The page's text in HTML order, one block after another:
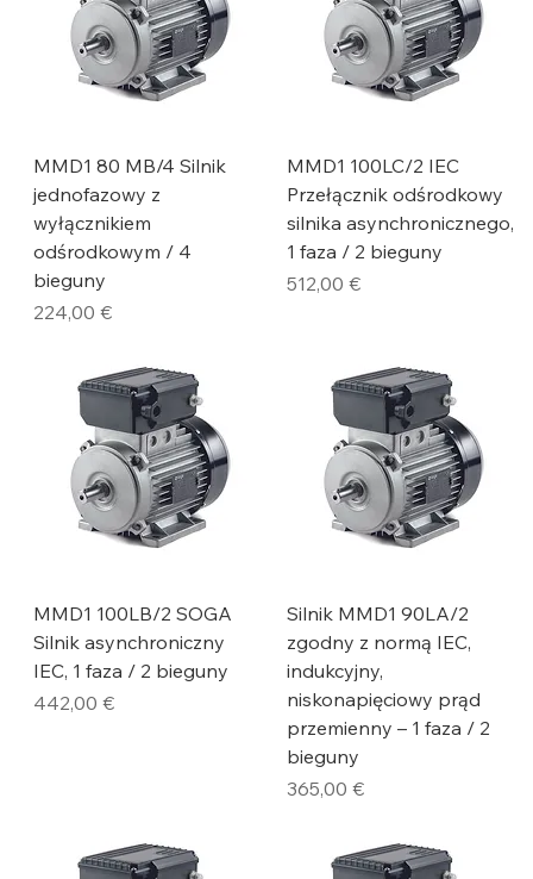
MMD1 80 MB/4 Silnik
jednofazowy z
wyłącznikiem
odśrodkowym / 4
bieguny
Cena
224,00 €
MMD1 100LC/2 IEC
Przełącznik odśrodkowy
silnika asynchronicznego,
1 faza / 2 bieguny
Cena
512,00 €
MMD1 100LB/2 SOGA
Silnik asynchroniczny
IEC, 1 faza / 2 bieguny
Cena
442,00 €
Silnik MMD1 90LA/2
zgodny z normą IEC,
indukcyjny,
niskonapięciowy prąd
przemienny – 1 faza / 2
bieguny
Cena
365,00 €